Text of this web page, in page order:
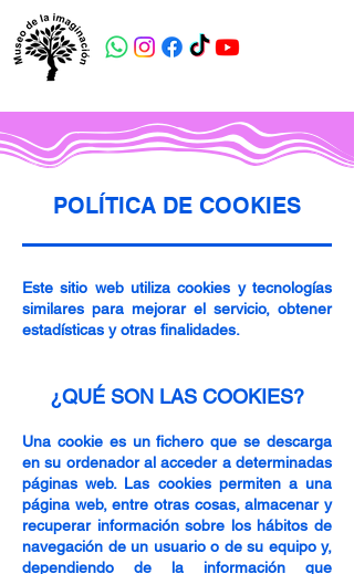
POLÍTICA DE COOKIES
Este sitio web utiliza cookies y tecnologías
similares para mejorar el servicio, obtener
estadísticas y otras finalidades.
¿QUÉ SON LAS COOKIES?
Una cookie es un fichero que se descarga
en su ordenador al acceder a determinadas
páginas web. Las cookies permiten a una
página web, entre otras cosas, almacenar y
recuperar información sobre los hábitos de
navegación de un usuario o de su equipo y,
dependiendo de la información que